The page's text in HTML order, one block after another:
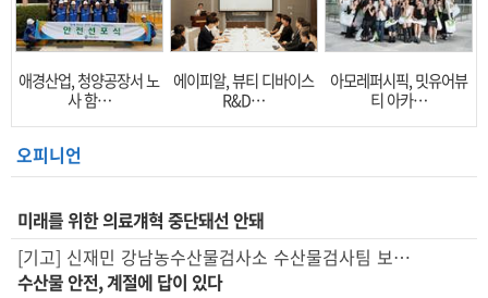
애경산업, 청양공장서 노
사 함…
에이피알, 뷰티 디바이스
R&D…
아모레퍼시픽, 밋유어뷰
티 아카…
오피니언
미래를 위한 의료걔혁 중단돼선 안돼
[기고] 신재민 강남농수산물검사소 수산물검사팀 보…
수산물 안전, 계절에 답이 있다